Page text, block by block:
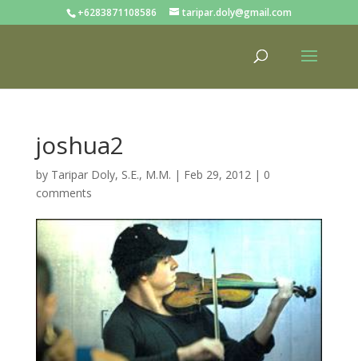
+6283871108586 taripar.doly@gmail.com
joshua2
by Taripar Doly, S.E., M.M. | Feb 29, 2012| 0
comments